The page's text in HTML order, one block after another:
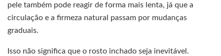
pele também pode reagir de forma mais lenta, já que a
circulação e a firmeza natural passam por mudanças
graduais.
Isso não significa que o rosto inchado seja inevitável.